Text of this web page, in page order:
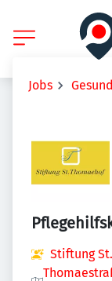
Jobs
Stiftung